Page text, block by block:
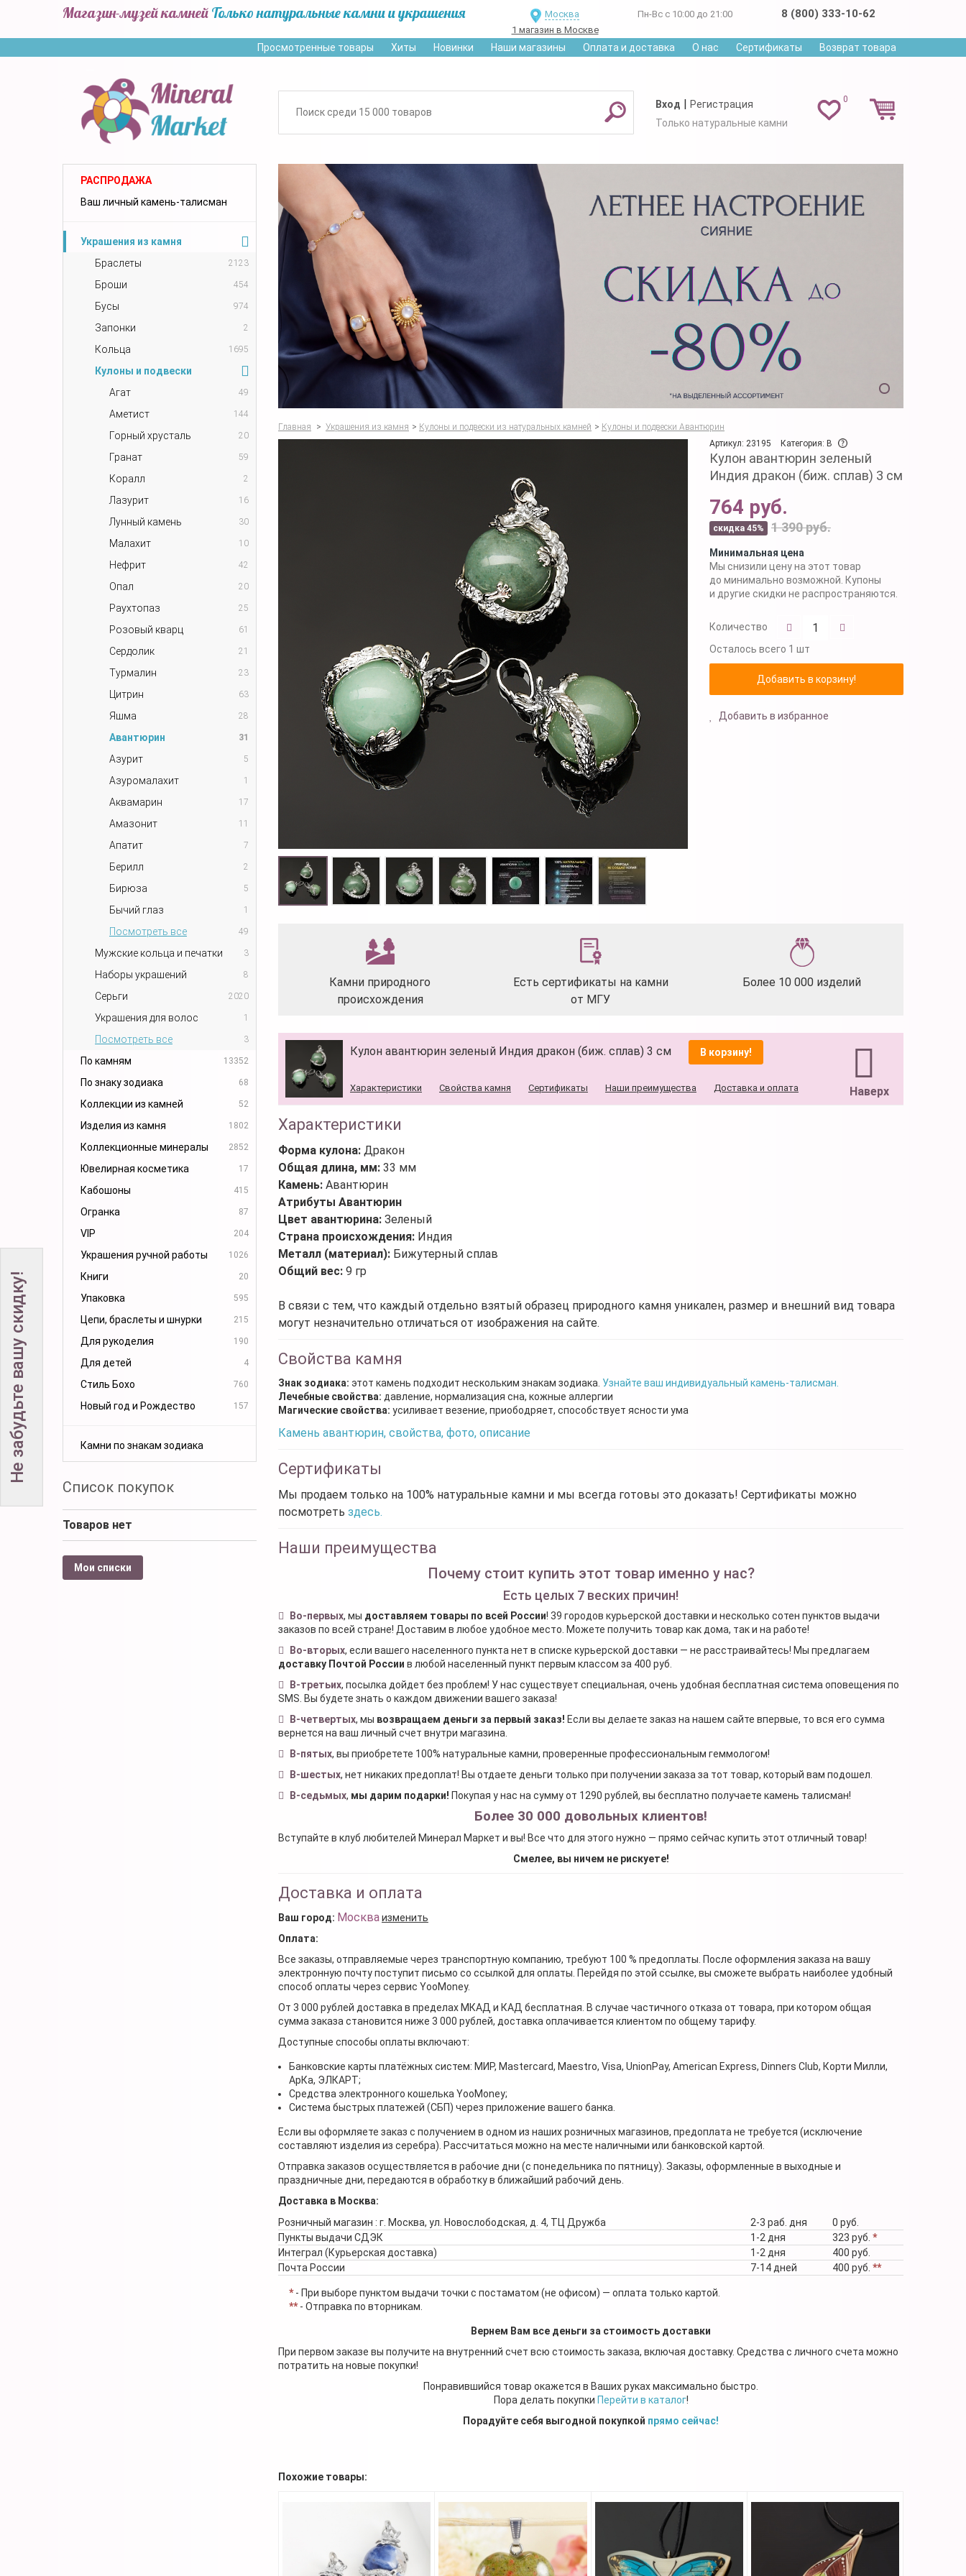
Магазин-музей камней Только натуральные камни и украшения
Москва
1 магазин в Москве
Пн-Вс с 10:00 до 21:00 8 (800) 333-10-62
Просмотренные товары Хиты Новинки Наши магазины Оплата и доставка О нас Сертификаты Возврат товара
0
Вход | Регистрация
Только натуральные камни
РАСПРОДАЖА
Ваш личный камень-талисман
Украшения из камня
Браслеты
2123
Броши 454
Бусы 974
Запонки 2
Кольца 1695
Кулоны и подвески
Агат
49
Аметист 144
Горный хрусталь 20
Гранат 59
Коралл 2
Лазурит 16
Лунный камень 30
Малахит 10
Нефрит 42
Опал 20
Раухтопаз 25
Розовый кварц 61
Сердолик 21
Турмалин 23
Цитрин 63
Яшма 28
Авантюрин 31
Азурит 5
Азуромалахит 1
Аквамарин 17
Амазонит 11
Апатит 7
Берилл 2
Бирюза 5
Бычий глаз 1
Посмотреть все 49
Мужские кольца и печатки 3
Наборы украшений 8
Серьги 2020
Украшения для волос 1
Посмотреть все 3
По камням 13352
По знаку зодиака 68
Коллекции из камней 52
Изделия из камня 1802
Коллекционные минералы 2852
Ювелирная косметика 17
Кабошоны 415
Огранка 87
VIP 204
Украшения ручной работы 1026
Книги 20
Упаковка 595
Цепи, браслеты и шнурки 215
Для рукоделия 190
Для детей 4
Стиль Бохо 760
Новый год и Рождество 157
Камни по знакам зодиака
Список покупок
Товаров нет
Мои списки
Главная > Украшения из камня > Кулоны и подвески из натуральных камней > Кулоны и подвески Авантюрин
Артикул: 23195
Категория: B
Кулон авантюрин зеленый
Индия дракон (биж. сплав) 3 см
764 руб.
скидка 45% 1 390 руб.
Минимальная цена
Мы снизили цену на этот товар
до минимально возможной. Купоны
и другие скидки не распространяются.
Количество
Осталось всего 1 шт
Добавить в избранное
Камни природного
происхождения
Есть сертификаты на камни
от МГУ
Более 10 000 изделий
Кулон авантюрин зеленый Индия дракон (биж. сплав) 3 см В корзину!
Наверх
Характеристики Свойства камня Сертификаты Наши преимущества Доставка и оплата
Характеристики
Форма кулона: Дракон
Общая длина, мм: 33 мм
Камень: Авантюрин
Атрибуты Авантюрин
Цвет авантюрина: Зеленый
Страна происхождения: Индия
Металл (материал): Бижутерный сплав
Общий вес: 9 гр
В связи с тем, что каждый отдельно взятый образец природного камня уникален, размер и внешний вид товара
могут незначительно отличаться от изображения на сайте.
Свойства камня
Знак зодиака: этот камень подходит нескольким знакам зодиака. Узнайте ваш индивидуальный камень-талисман.
Лечебные свойства: давление, нормализация сна, кожные аллергии
Магические свойства: усиливает везение, приободряет, способствует ясности ума
Камень авантюрин, свойства, фото, описание
Сертификаты
Мы продаем только на 100% натуральные камни и мы всегда готовы это доказать! Сертификаты можно
посмотреть здесь.
Наши преимущества
Почему стоит купить этот товар именно у нас?
Есть целых 7 веских причин!
Во-первых, мы доставляем товары по всей России! 39 городов курьерской доставки и несколько сотен пунктов выдачи
заказов по всей стране! Доставим в любое удобное место. Можете получить товар как дома, так и на работе!
Во-вторых, если вашего населенного пункта нет в списке курьерской доставки — не расстраивайтесь! Мы предлагаем
доставку Почтой России в любой населенный пункт первым классом за 400 руб.
В-третьих, посылка дойдет без проблем! У нас существует специальная, очень удобная бесплатная система оповещения по
SMS. Вы будете знать о каждом движении вашего заказа!
В-четвертых, мы возвращаем деньги за первый заказ! Если вы делаете заказ на нашем сайте впервые, то вся его сумма
вернется на ваш личный счет внутри магазина.
В-пятых, вы приобретете 100% натуральные камни, проверенные профессиональным геммологом!
В-шестых, нет никаких предоплат! Вы отдаете деньги только при получении заказа за тот товар, который вам подошел.
В-седьмых, мы дарим подарки! Покупая у нас на сумму от 1290 рублей, вы бесплатно получаете камень талисман!
Более 30 000 довольных клиентов!
Вступайте в клуб любителей Минерал Маркет и вы! Все что для этого нужно — прямо сейчас купить этот отличный товар!
Смелее, вы ничем не рискуете!
Доставка и оплата
Ваш город: Москваизменить
Оплата:
Все заказы, отправляемые через транспортную компанию, требуют 100 % предоплаты. После оформления заказа на вашу
электронную почту поступит письмо со ссылкой для оплаты. Перейдя по этой ссылке, вы сможете выбрать наиболее удобный
способ оплаты через сервис YooMoney.
От 3 000 рублей доставка в пределах МКАД и КАД бесплатная. В случае частичного отказа от товара, при котором общая
сумма заказа становится ниже 3 000 рублей, доставка оплачивается клиентом по общему тарифу.
Доступные способы оплаты включают:
Банковские карты платёжных систем: МИР, Mastercard, Maestro, Visa, UnionPay, American Express, Dinners Club, Корти Милли,
АрКа, ЭЛКАРТ;
Средства электронного кошелька YooMoney;
Система быстрых платежей (СБП) через приложение вашего банка.
Если вы оформляете заказ с получением в одном из наших розничных магазинов, предоплата не требуется (исключение
составляют изделия из серебра). Рассчитаться можно на месте наличными или банковской картой.
Отправка заказов осуществляется в рабочие дни (с понедельника по пятницу). Заказы, оформленные в выходные и
праздничные дни, передаются в обработку в ближайший рабочий день.
Доставка в Москва:
Розничный магазин : г. Москва, ул. Новослободская, д. 4, ТЦ Дружба
2-3 раб. дня
0 руб.
Пункты выдачи СДЭК
1-2 дня 323 руб. *
Интеграл (Курьерская доставка)
1-2 дня
400 руб.
Почта России
7-14 дней 400 руб. **
*- При выборе пунктом выдачи точки с постаматом (не офисом) — оплата только картой.
**- Отправка по вторникам.
Вернем Вам все деньги за стоимость доставки
При первом заказе вы получите на внутренний счет всю стоимость заказа, включая доставку. Средства с личного счета можно
потратить на новые покупки!
Понравившийся товар окажется в Ваших руках максимально быстро.
Пора делать покупки Перейти в каталог!
Порадуйте себя выгодной покупкой прямо сейчас!
Похожие товары:
Не забудьте вашу скидку!